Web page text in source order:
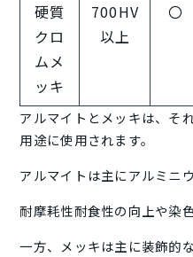
硬質
クロ
ムメ
ッキ
700HV
以上
〇
アルマイトとメッキは、そ
用途に使用されます。
アルマイトは主にアルミニ
耐摩耗性耐食性の向上や染
一方、メッキは主に装飾的